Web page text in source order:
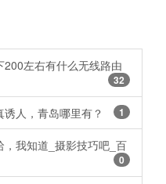
左右有什么无线路由
32
人，青岛哪里有？ 1
我知道_摄影技巧吧_百
0